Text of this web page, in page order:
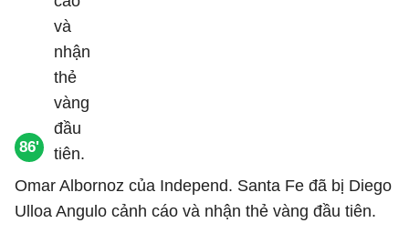
86'
Omar Albornoz của Independ. Santa Fe đã bị Diego
Ulloa Angulo cảnh cáo và nhận thẻ vàng đầu tiên.